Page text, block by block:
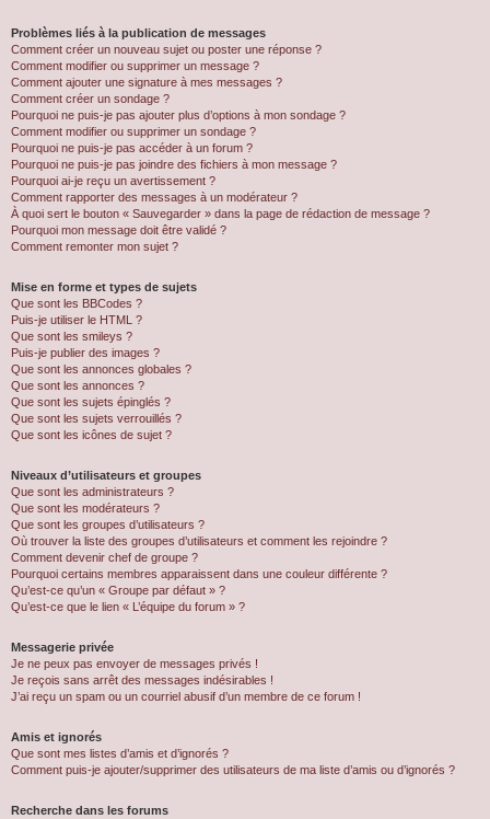
Problèmes liés à la publication de messages
Comment créer un nouveau sujet ou poster une réponse ?
Comment modifier ou supprimer un message ?
Comment ajouter une signature à mes messages ?
Comment créer un sondage ?
Pourquoi ne puis-je pas ajouter plus d’options à mon sondage ?
Comment modifier ou supprimer un sondage ?
Pourquoi ne puis-je pas accéder à un forum ?
Pourquoi ne puis-je pas joindre des fichiers à mon message ?
Pourquoi ai-je reçu un avertissement ?
Comment rapporter des messages à un modérateur ?
À quoi sert le bouton « Sauvegarder » dans la page de rédaction de message ?
Pourquoi mon message doit être validé ?
Comment remonter mon sujet ?
Mise en forme et types de sujets
Que sont les BBCodes ?
Puis-je utiliser le HTML ?
Que sont les smileys ?
Puis-je publier des images ?
Que sont les annonces globales ?
Que sont les annonces ?
Que sont les sujets épinglés ?
Que sont les sujets verrouillés ?
Que sont les icônes de sujet ?
Niveaux d’utilisateurs et groupes
Que sont les administrateurs ?
Que sont les modérateurs ?
Que sont les groupes d’utilisateurs ?
Où trouver la liste des groupes d’utilisateurs et comment les rejoindre ?
Comment devenir chef de groupe ?
Pourquoi certains membres apparaissent dans une couleur différente ?
Qu’est-ce qu’un « Groupe par défaut » ?
Qu’est-ce que le lien « L’équipe du forum » ?
Messagerie privée
Je ne peux pas envoyer de messages privés !
Je reçois sans arrêt des messages indésirables !
J’ai reçu un spam ou un courriel abusif d’un membre de ce forum !
Amis et ignorés
Que sont mes listes d’amis et d’ignorés ?
Comment puis-je ajouter/supprimer des utilisateurs de ma liste d’amis ou d’ignorés ?
Recherche dans les forums